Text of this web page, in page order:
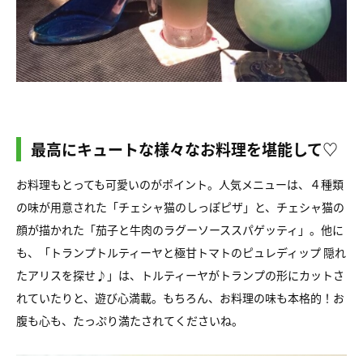
最高にキュートな様々なお料理を堪能して♡
お料理もとっても可愛いのがポイント。人気メニューは、４種類
の味が用意された「チェシャ猫のしっぽピザ」と、チェシャ猫の
顔が描かれた「茄子と牛肉のラグーソーススパゲッティ」。他に
も、「トランプトルティーヤと極甘トマトのピュレディップ 隠れ
たアリスを探せ♪」は、トルティーヤがトランプの形にカットさ
れていたりと、遊び心満載。もちろん、お料理の味も本格的！お
腹も心も、たっぷり満たされてくださいね。